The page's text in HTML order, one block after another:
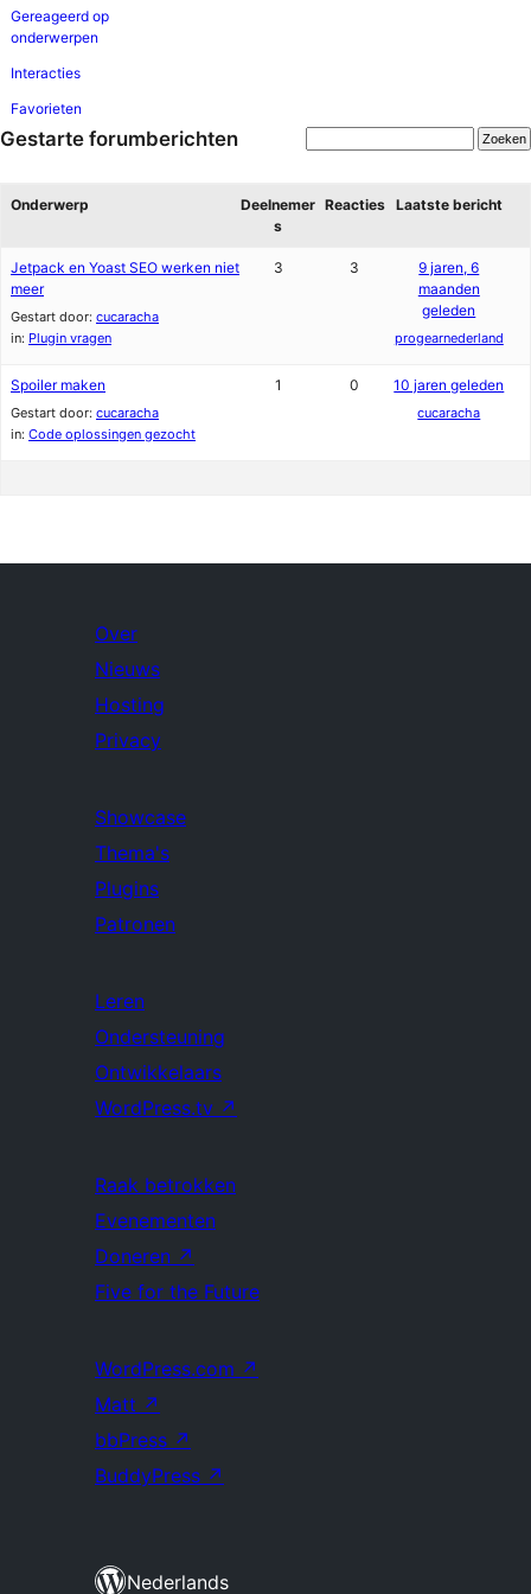
Gereageerd op
onderwerpen
Interacties
Favorieten
Gestarte forumberichten
Onderwerp
Deelnemer
s
Reacties Laatste bericht
Jetpack en Yoast SEO werken niet
meer
Gestart door: cucaracha
in: Plugin vragen
3 3
9 jaren, 6
maanden
geleden
progearnederland
Spoiler maken
Gestart door: cucaracha
in: Code oplossingen gezocht
1 0 10 jaren geleden
cucaracha
Over
Nieuws
Hosting
Privacy
Showcase
Thema's
Plugins
Patronen
Leren
Ondersteuning
Ontwikkelaars
WordPress.tv ↗
Raak betrokken
Evenementen
Doneren ↗
Five for the Future
WordPress.com ↗
Matt ↗
bbPress ↗
BuddyPress ↗
Nederlands